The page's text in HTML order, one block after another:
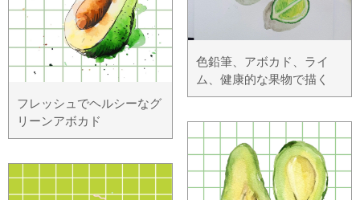
フレッシュでヘルシーなグ
リーンアボカド
色鉛筆、アボカド、ライ
ム、健康的な果物で描く